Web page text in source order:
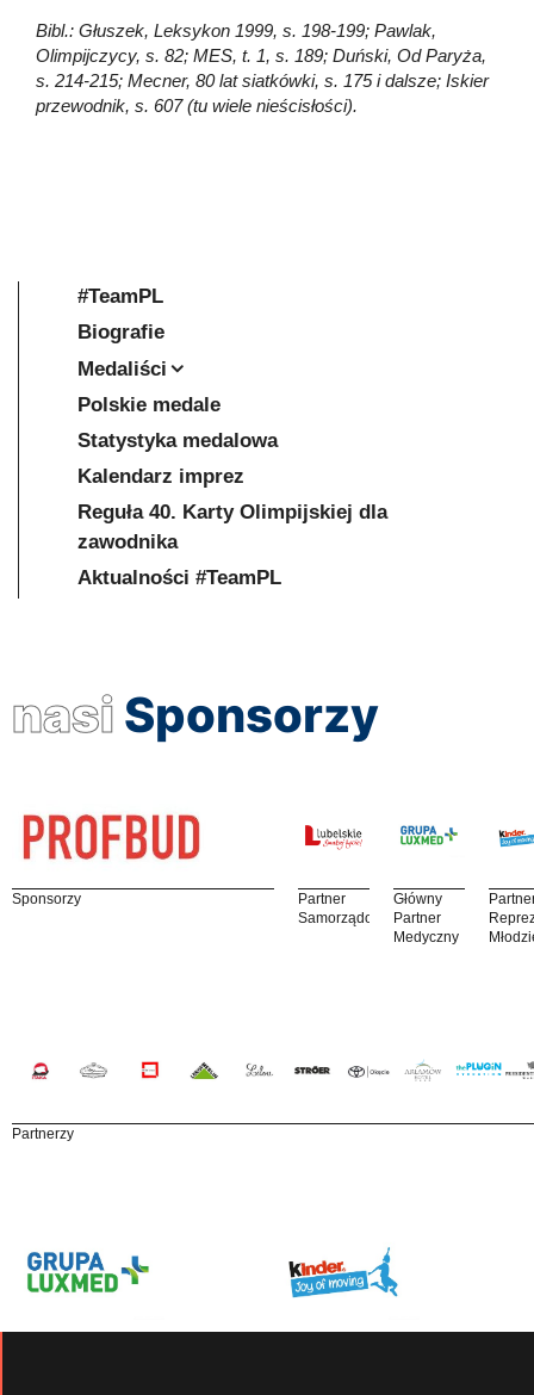
Bibl.: Głuszek, Leksykon 1999, s. 198-199; Pawlak,
Olimpijczycy, s. 82; MES, t. 1, s. 189; Duński, Od Paryża,
s. 214-215; Mecner, 80 lat siatkówki, s. 175 i dalsze; Iskier
przewodnik, s. 607 (tu wiele nieścisłości).
#TeamPL
Biografie
Medaliści
Polskie medale
Statystyka medalowa
Kalendarz imprez
Reguła 40. Karty Olimpijskiej dla
zawodnika
Aktualności #TeamPL
nasi Sponsorzy
Sponsorzy
Partner
Samorządowy
Główny
Partner
Medyczny
Partnerzy